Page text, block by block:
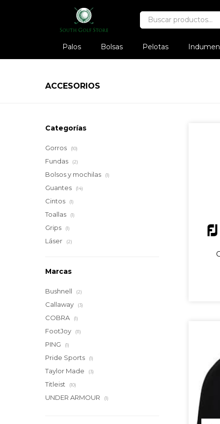
Palos Bolsas Pelotas
ACCESORIOS
Categorías
Gorros (10)
Fundas (2)
Bolsos y mochilas (1)
Guantes (14)
Cintos (1)
Toallas (1)
Grips (1)
Láser (2)
Marcas
Bushnell (2)
Callaway (3)
COBRA (1)
FootJoy (11)
PING (1)
Pride Sports (1)
Taylor Made (3)
Titleist (10)
UNDER ARMOUR (1)